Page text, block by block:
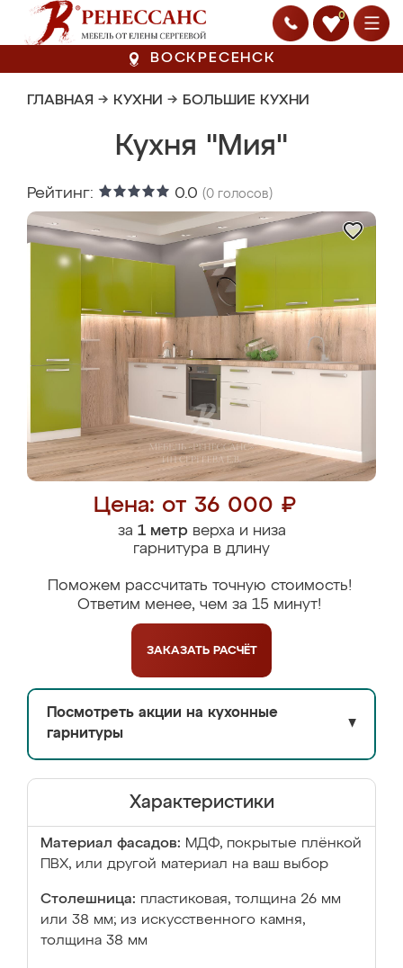
0
ВОСКРЕСЕНСК
ГЛАВНАЯ → КУХНИ → БОЛЬШИЕ КУХНИ
Кухня "Мия"
Рейтинг: 0.0 (0 голосов)
Цена: от 36 000 ₽
за 1 метрверха и низа
гарнитура в длину
Поможем рассчитать точную стоимость!
Ответим менее, чем за 15 минут!
ЗАКАЗАТЬ РАСЧЁТ
Посмотреть акции на кухонные
гарнитуры
▼
Характеристики
Материал фасадов: МДФ, покрытые плёнкой
ПВХ, или другой материал на ваш выбор
Столешница: пластиковая, толщина 26 мм
или 38 мм; из искусственного камня,
толщина 38 мм